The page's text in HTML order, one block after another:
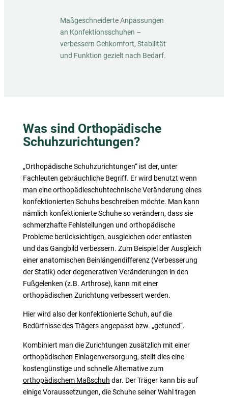
Maßgeschneiderte Anpassungen
an Konfektionsschuhen –
verbessern Gehkomfort, Stabilität
und Funktion gezielt nach Bedarf.
Was sind Orthopädische
Schuhzurichtungen?
„Orthopädische Schuhzurichtungen“ ist der, unter
Fachleuten gebräuchliche Begriff. Er wird benutzt wenn
man eine orthopädieschuhtechnische Veränderung eines
konfektionierten Schuhs beschreiben möchte. Man kann
nämlich konfektionierte Schuhe so verändern, dass sie
schmerzhafte Fehlstellungen und orthopädische
Probleme berücksichtigen, ausgleichen oder entlasten
und das Gangbild verbessern. Zum Beispiel der Ausgleich
einer anatomischen Beinlängendifferenz (Verbesserung
der Statik) oder degenerativen Veränderungen in den
Fußgelenken (z.B. Arthrose), kann mit einer
orthopädischen Zurichtung verbessert werden.
Hier wird also der konfektionierte Schuh, auf die
Bedürfnisse des Trägers angepasst bzw. „getuned“.
Kombiniert man die Zurichtungen zusätzlich mit einer
orthopädischen Einlagenversorgung, stellt dies eine
kostengünstige und schnelle Alternative zum
orthopädischem Maßschuh dar. Der Träger kann bis auf
einige Voraussetzungen, die Schuhe seiner Wahl tragen